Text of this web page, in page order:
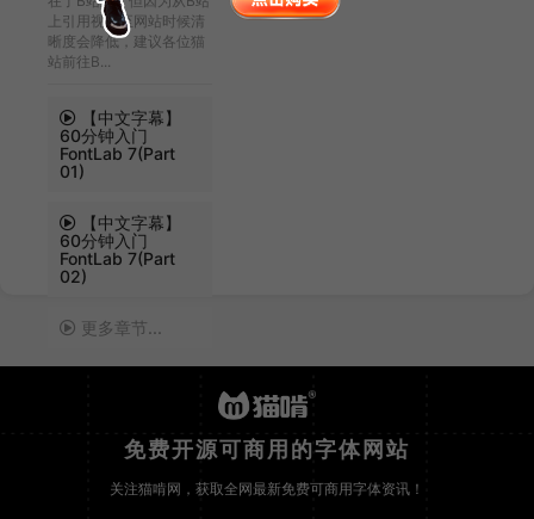
上引用视频至网站时候清
晰度会降低，建议各位猫
站前往B...
【中文字幕】
60分钟入门
FontLab 7(Part
01)
【中文字幕】
60分钟入门
FontLab 7(Part
02)
更多章节...
免费开源可商用的字体网站
关注猫啃网，获取全网最新免费可商用字体资讯！